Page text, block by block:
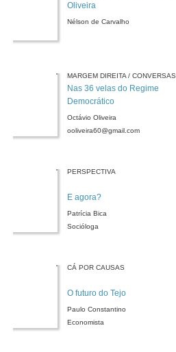
Oliveira
Nélson de Carvalho
MARGEM DIREITA / CONVERSAS
Nas 36 velas do Regime
Democrático
Octávio Oliveira
ooliveira60@gmail.com
PERSPECTIVA
E agora?
Patrícia Bica
Socióloga
CÁ POR CAUSAS
O futuro do Tejo
Paulo Constantino
Economista